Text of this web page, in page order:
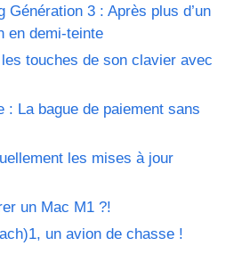
Génération 3 : Après plus d’un
en demi-teinte
touches de son clavier avec
: La bague de paiement sans
les mises à jour
un Mac M1 ?!
un avion de chasse !